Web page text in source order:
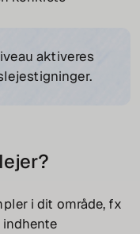
aktiveres
i dit område, fx
indhente